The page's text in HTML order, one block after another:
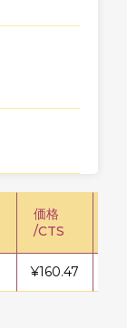
価格
/CTS
¥160.47